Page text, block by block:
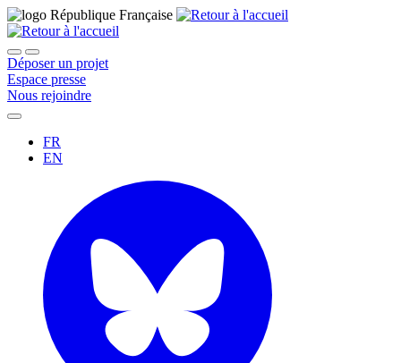
Déposer un projet
Espace presse
Nous rejoindre
FR
EN